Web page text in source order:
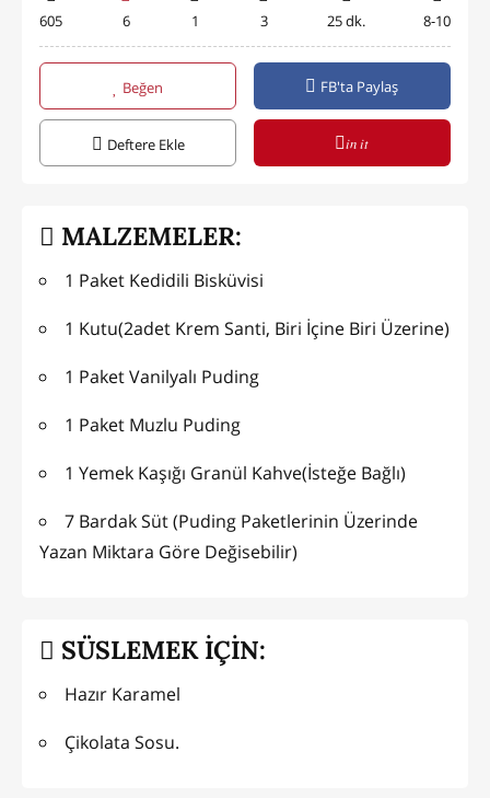
605 6 1 3 25 dk. 8-10
Beğen FB'ta Paylaş
Deftere Ekle in it
MALZEMELER:
1 Paket Kedidili Bisküvisi
1 Kutu(2adet Krem Santi, Biri İçine Biri Üzerine)
1 Paket Vanilyalı Puding
1 Paket Muzlu Puding
1 Yemek Kaşığı Granül Kahve(İsteğe Bağlı)
7 Bardak Süt (Puding Paketlerinin Üzerinde
Yazan Miktara Göre Değisebilir)
SÜSLEMEK İÇİN:
Hazır Karamel
Çikolata Sosu.